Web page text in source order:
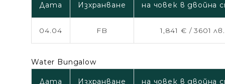
Дата Изхранване на човек в двойна
04.04 FB 1,841 € /3601 лв.
Water Bungalow
Дата Изхранване на човек в двойна